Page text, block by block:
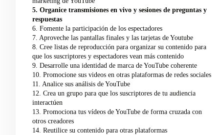
5. Organice transmisiones en vivo y sesiones de preguntas y
respuestas
6. Fomente la participación de los espectadores
7. Aproveche las pantallas finales y las tarjetas de Youtube
8. Cree listas de reproducción para organizar su contenido para
que los suscriptores y espectadores vean más contenido
9. Desarrolle una identidad de marca de YouTube coherente
10. Promocione sus videos en otras plataformas de redes sociales
11. Analice sus análisis de YouTube
12. Crea un grupo para que los suscriptores de tu audiencia
interactúen
13. Promociona tus vídeos de YouTube de forma cruzada con
otros creadores
14. Reutilice su contenido para otras plataformas